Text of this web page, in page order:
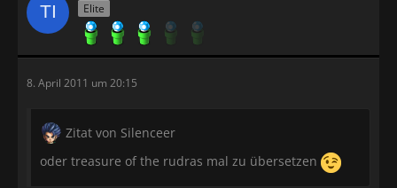
Elite
8. April 2011 um 20:15
Zitat von Silenceer
oder treasure of the rudras mal zu übersetzen